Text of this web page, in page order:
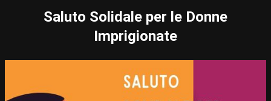
Saluto Solidale per le Donne
Imprigionate